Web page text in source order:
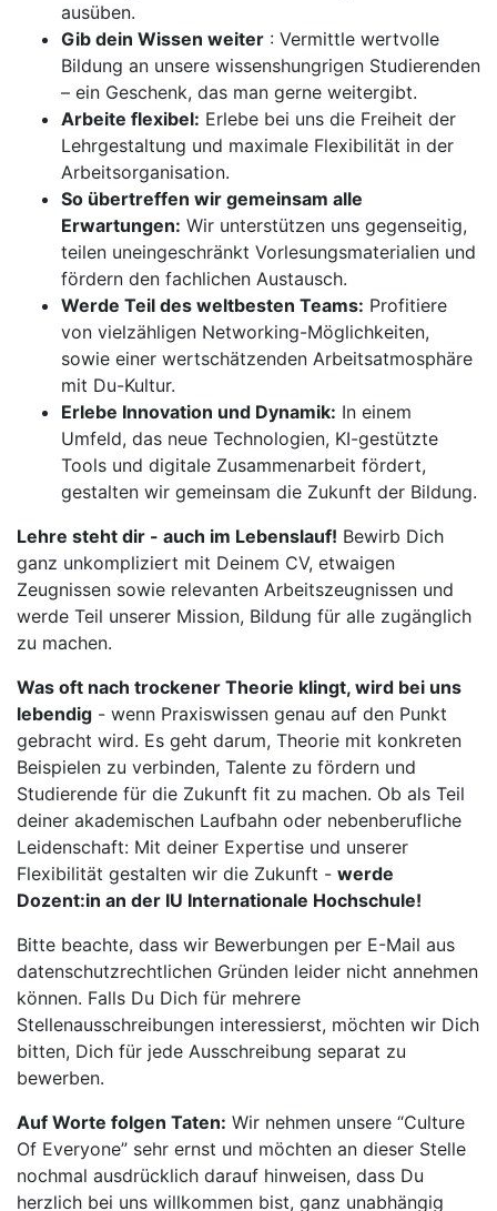
ausüben.
Gib dein Wissen weiter : Vermittle wertvolle
Bildung an unsere wissenshungrigen Studierenden
– ein Geschenk, das man gerne weitergibt.
Arbeite flexibel: Erlebe bei uns die Freiheit der
Lehrgestaltung und maximale Flexibilität in der
Arbeitsorganisation.
So übertreffen wir gemeinsam alle
Erwartungen: Wir unterstützen uns gegenseitig,
teilen uneingeschränkt Vorlesungsmaterialien und
fördern den fachlichen Austausch.
Werde Teil des weltbesten Teams: Profitiere
von vielzähligen Networking-Möglichkeiten,
sowie einer wertschätzenden Arbeitsatmosphäre
mit Du-Kultur.
Erlebe Innovation und Dynamik: In einem
Umfeld, das neue Technologien, KI-gestützte
Tools und digitale Zusammenarbeit fördert,
gestalten wir gemeinsam die Zukunft der Bildung.
Lehre steht dir - auch im Lebenslauf! Bewirb Dich
ganz unkompliziert mit Deinem CV, etwaigen
Zeugnissen sowie relevanten Arbeitszeugnissen und
werde Teil unserer Mission, Bildung für alle zugänglich
zu machen.
Was oft nach trockener Theorie klingt, wird bei uns
lebendig - wenn Praxiswissen genau auf den Punkt
gebracht wird. Es geht darum, Theorie mit konkreten
Beispielen zu verbinden, Talente zu fördern und
Studierende für die Zukunft fit zu machen. Ob als Teil
deiner akademischen Laufbahn oder nebenberufliche
Leidenschaft: Mit deiner Expertise und unserer
Flexibilität gestalten wir die Zukunft - werde
Dozent:in an der IU Internationale Hochschule!
Bitte beachte, dass wir Bewerbungen per E-Mail aus
datenschutzrechtlichen Gründen leider nicht annehmen
können. Falls Du Dich für mehrere
Stellenausschreibungen interessierst, möchten wir Dich
bitten, Dich für jede Ausschreibung separat zu
bewerben.
Auf Worte folgen Taten: Wir nehmen unsere “Culture
Of Everyone” sehr ernst und möchten an dieser Stelle
nochmal ausdrücklich darauf hinweisen, dass Du
herzlich bei uns willkommen bist, ganz unabhängig